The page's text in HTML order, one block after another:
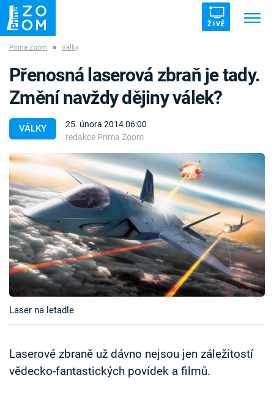
ŽIVĚ
ZÁHADY VETŘELCI DÁVNOVĚKU
Témata
Témata
Pořady
TV Program
Časopis
Sledujte prima+
Přihlášení
Prima Zoom ■ Války
VÁLKY
25. února 2014 06:00
redakce Prima Zoom
Přenosná laserová zbraň je tady.
Změní navždy dějiny válek?
Laser na letadle
Laserové zbraně už dávno nejsou jen záležitostí
vědecko-fantastických povídek a filmů.